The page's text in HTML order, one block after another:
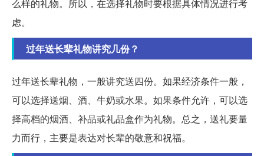
么样的礼物。所以，在选择礼物时要根据具体情况进行考
虑。
过年送长辈礼物讲究几份？
过年送长辈礼物，一般讲究送四份。如果经济条件一般，
可以选择送烟、酒、牛奶或水果。如果条件允许，可以选
择高档的烟酒、补品或礼品盒作为礼物。总之，送礼要量
力而行，主要是表达对长辈的敬意和祝福。